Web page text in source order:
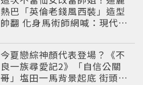
熱巴「英倫老錢風西裝」造型
帥翻 化身馬術師網喊：現代版
今夏戀綜神顏代表登場？《不
良一族尋愛記2》「自信公關
哥」塩田一馬背景起底 街頭辣